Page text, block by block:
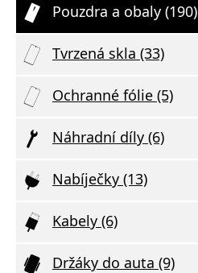
Pouzdra a obaly (190)
Tvrzená skla (33)
Ochranné fólie (5)
Náhradní díly (6)
Nabíječky (13)
Kabely (6)
Držáky do auta (9)